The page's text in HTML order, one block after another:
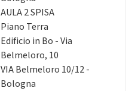
AULA 2 SPISA
Piano Terra
Edificio in Bo - Via
Belmeloro, 10
VIA Belmeloro 10/12 -
Bologna